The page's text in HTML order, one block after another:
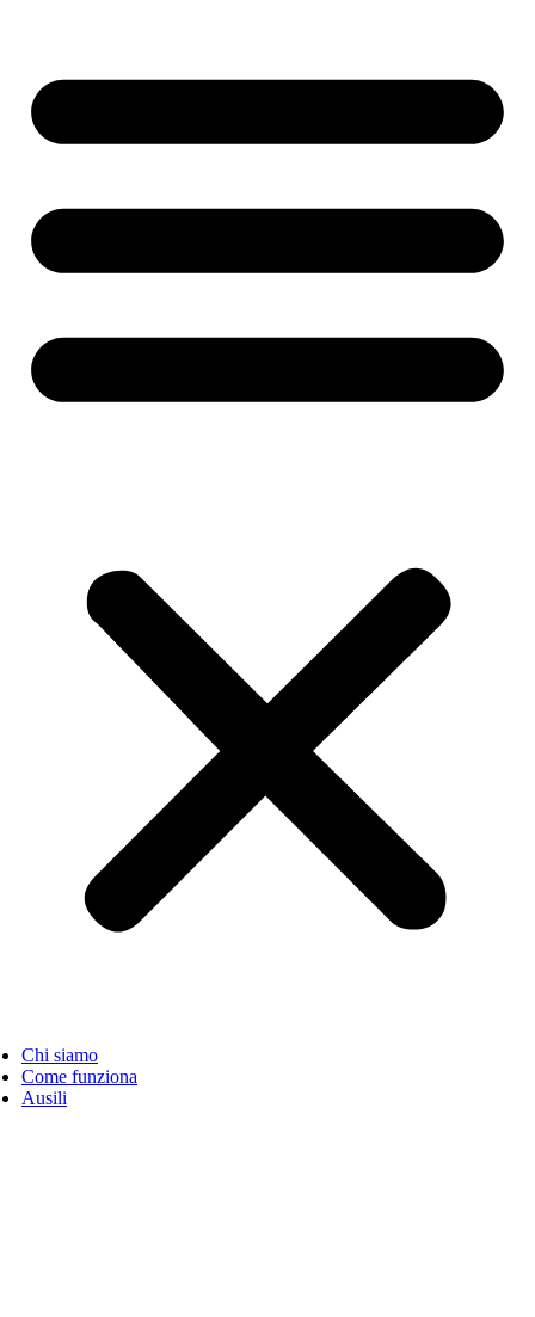
Chi siamo
Come funziona
Ausili